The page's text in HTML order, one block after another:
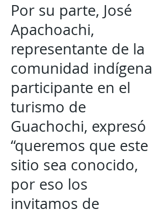
Por su parte, José
Apachoachi,
representante de la
comunidad indígena
participante en el
turismo de
Guachochi, expresó
“queremos que este
sitio sea conocido,
por eso los
invitamos de